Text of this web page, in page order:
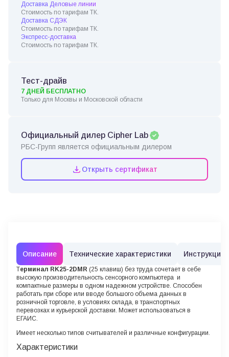
Доставка Деловые линии
Стоимость по тарифам ТК.
Доставка СДЭК
Стоимость по тарифам ТК.
Экспресс-доставка
Стоимость по тарифам ТК.
Тест-драйв
7 ДНЕЙ БЕСПЛАТНО
Только для Москвы и Московской области
Официальный дилер Cipher Lab
РБС-Групп является официальным дилером
Открыть сертификат
Описание Технические характеристики Инструкции
Терминал RK25-2DMR (25 клавиш) без труда сочетает в себе
высокую производительность сенсорного компьютера и
компактные размеры в одном надежном устройстве. Способен
работать при сборе или вводе большого объема данных в
розничной торговле, в условиях склада, в транспортных
перевозках и курьерской доставки. Может использоваться в
ЕГАИС.
Имеет несколько типов считывателей и различные конфигурации.
Характеристики